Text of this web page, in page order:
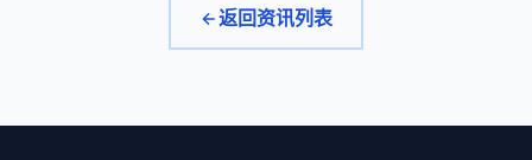
返回资讯列表